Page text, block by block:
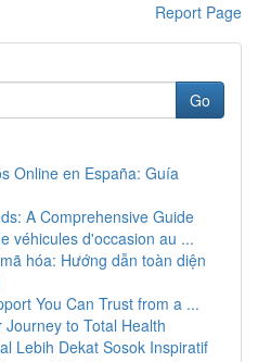
Report Page
Go
Online en España: Guía
A Comprehensive Guide
véhicules d'occasion au ...
hóa: Hướng dẫn toàn diện
You Can Trust from a ...
Journey to Total Health
Lebih Dekat Sosok Inspiratif